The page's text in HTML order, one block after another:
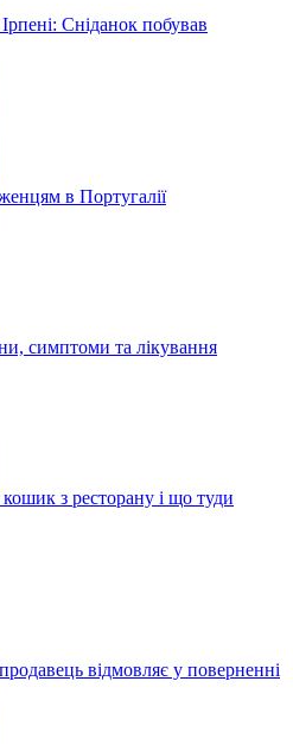
Сніданок побував
в Португалії
симптоми та лікування
з ресторану і що туди
відмовляє у поверненні